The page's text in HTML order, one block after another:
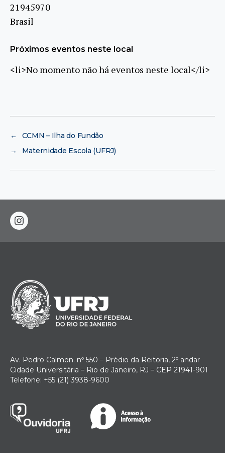
21945970
Brasil
Próximos eventos neste local
<li>No momento não há eventos neste local</li>
←
CCMN – Ilha do Fundão
→
Maternidade Escola (UFRJ)
instagram
Av. Pedro Calmon. nº 550 – Prédio da Reitoria, 2º andar
Cidade Universitária – Rio de Janeiro, RJ – CEP 21941-901
Telefone: +55 (21) 3938-9600